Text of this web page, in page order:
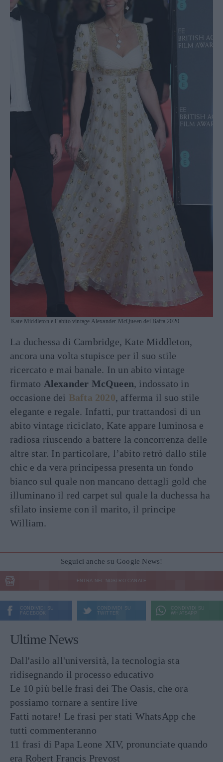
Kate Middleton e l’abito vintage Alexander McQueen dei Bafta 2020
La duchessa di Cambridge, Kate Middleton,
ancora una volta stupisce per il suo stile
ricercato e mai banale. In un abito vintage
firmato Alexander McQueen, indossato in
occasione dei Bafta 2020, afferma il suo stile
elegante e regale. Infatti, pur trattandosi di un
abito vintage riciclato, Kate appare luminosa e
radiosa riuscendo a battere la concorrenza delle
altre star. In particolare, l’abito retrò dallo stile
chic e da vera principessa presenta un fondo
bianco sul quale non mancano dettagli gold che
illuminano il red carpet sul quale la duchessa ha
sfilato insieme con il marito, il principe
William.
Seguici anche su Google News!
ENTRA NEL NOSTRO CANALE
CONDIVIDI SU
FACEBOOK
CONDIVIDI SU
TWITTER
CONDIVIDI SU
WHATSAPP
Ultime News
Dall'asilo all'università, la tecnologia sta
ridisegnando il processo educativo
Le 10 più belle frasi dei The Oasis, che ora
possiamo tornare a sentire live
Fatti notare! Le frasi per stati WhatsApp che
tutti commenteranno
11 frasi di Papa Leone XIV, pronunciate quando
era Robert Francis Prevost